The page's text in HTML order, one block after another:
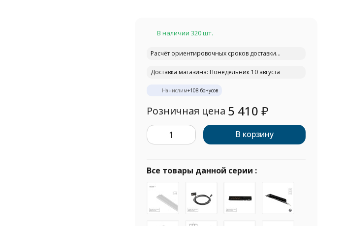
В наличии 320 шт.
Расчёт ориентировочных сроков доставки...
Доставка магазина: Понедельник 10 августа
Начислим+108 бонусов
Розничная цена 5 410₽
В корзину
Все товары данной серии :